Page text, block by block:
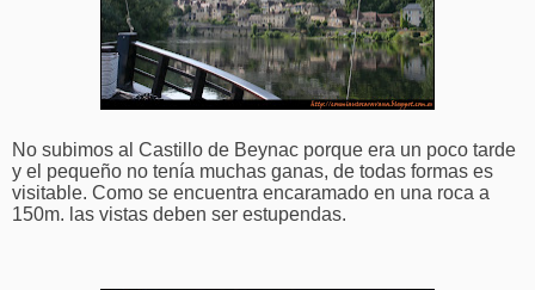
No subimos al Castillo de Beynac porque era un poco tarde
y el pequeño no tenía muchas ganas, de todas formas es
visitable. Como se encuentra encaramado en una roca a
150m. las vistas deben ser estupendas.